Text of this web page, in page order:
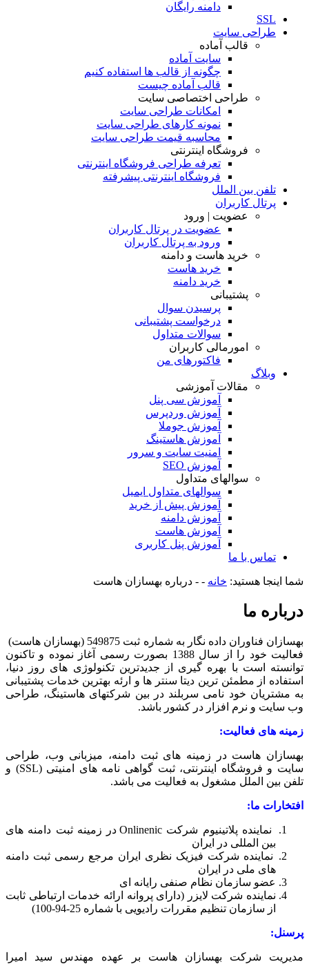
دامنه رایگان
SSL
طراحی سايت
قالب آماده
سایت آماده
چگونه از قالب ها استفاده کنیم
قالب آماده چیست
طراحی اختصاصی سایت
امکانات طراحی سایت
نمونه کارهای طراحی سایت
محاسبه قیمت طراحی سایت
فروشگاه اینترنتی
تعرفه طراحی فروشگاه اینترنتی
فروشگاه اینترنتی پیشرفته
تلفن بین الملل
پرتال کاربران
عضویت | ورود
عضویت در پرتال کاربران
ورود به پرتال کاربران
خرید هاست و دامنه
خرید هاست
خرید دامنه
پشتیبانی
پرسیدن سوال
درخواست پشتیبانی
سوالات متداول
امورمالی کاربران
فاکتورهای من
وبلاگ
مقالات آموزشی
آموزش سی پنل
آموزش وردپرس
آموزش جوملا
آموزش هاستینگ
امنیت سایت و سرور
آموزش SEO
سوالهای متداول
سوالهای متداول ایمیل
آموزش پیش از خرید
آموزش دامنه
آموزش هاست
آموزش پنل کاربری
تماس با ما
شما اینجا هستید: خانه - - درباره بهسازان هاست
درباره ما
بهسازان فناوران داده نگار به شماره ثبت 549875 (بهسازان هاست)
فعالیت خود را از سال 1388 بصورت رسمی آغاز نموده و تاکنون
توانسته است با بهره گیری از جدیدترین تکنولوژی های روز دنیا،
استفاده از مطمئن ترین دیتا سنتر ها و ارئه بهترین خدمات پشتیبانی
به مشتریان خود نامی سربلند در بین شرکتهای هاستینگ، طراحی
وب سایت و نرم افزار در کشور باشد.
زمینه های فعالیت:
بهسازان هاست در زمینه های ثبت دامنه، میزبانی وب، طراحی
سایت و فروشگاه اینترنتی، ثبت گواهی نامه های امنیتی (SSL) و
تلفن بین الملل مشغول به فعالیت می باشد.
افتخارات ما:
نماینده پلاتینیوم شرکت Onlinenic در زمینه ثبت دامنه های
بین المللی در ایران
نماینده شرکت فیزیک نظری ایران مرجع رسمی ثبت دامنه
های ملی در ایران
عضو سازمان نظام صنفی رایانه ای
نماینده شرکت لایزر (دارای پروانه ارائه خدمات ارتباطی ثابت
از سازمان تنظیم مقررات رادیویی با شماره 25-94-100)
پرسنل:
مدیریت شرکت بهسازان هاست بر عهده مهندس سید امیرا